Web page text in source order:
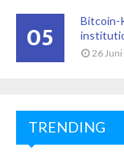
05
Bitcoin-
26
TRENDING